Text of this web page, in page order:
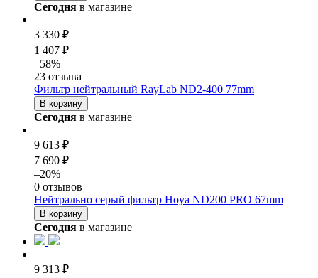
Сегодня в магазине
3 330 ₽
1 407 ₽
–58%
23 отзыва
Фильтр нейтральный RayLab ND2-400 77mm
В корзину
Сегодня в магазине
9 613 ₽
7 690 ₽
–20%
0 отзывов
Нейтрально серый фильтр Hoya ND200 PRO 67mm
В корзину
Сегодня в магазине
9 313 ₽